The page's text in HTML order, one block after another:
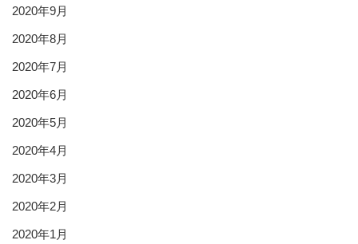
2020年9月
2020年8月
2020年7月
2020年6月
2020年5月
2020年4月
2020年3月
2020年2月
2020年1月